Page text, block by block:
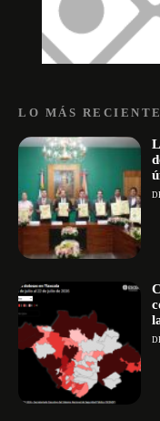
LO MÁS RECIENTE